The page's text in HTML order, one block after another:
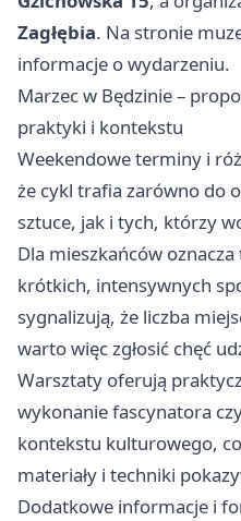
Zagłębia. Na stronie
informacje o wydarzeniu.
Marzec w Będzinie –
praktyki i kontekstu
Weekendowe terminy i
że cykl trafia zarówno do
sztuce, jak i tych, którzy
Dla mieszkańców
krótkich, intensywnych
sygnalizują, że liczba
warto więc zgłosić chęć
Warsztaty oferują
wykonanie fascynatora
kontekstu kulturowego,
materiały i techniki
Dodatkowe informacje i